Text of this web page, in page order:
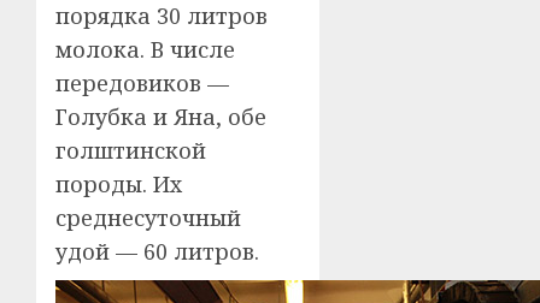
порядка 30 литров
молока. В числе
передовиков —
Голубка и Яна, обе
голштинской
породы. Их
среднесуточный
удой — 60 литров.